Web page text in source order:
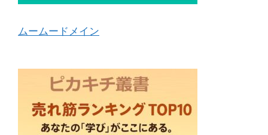
ムームードメイン